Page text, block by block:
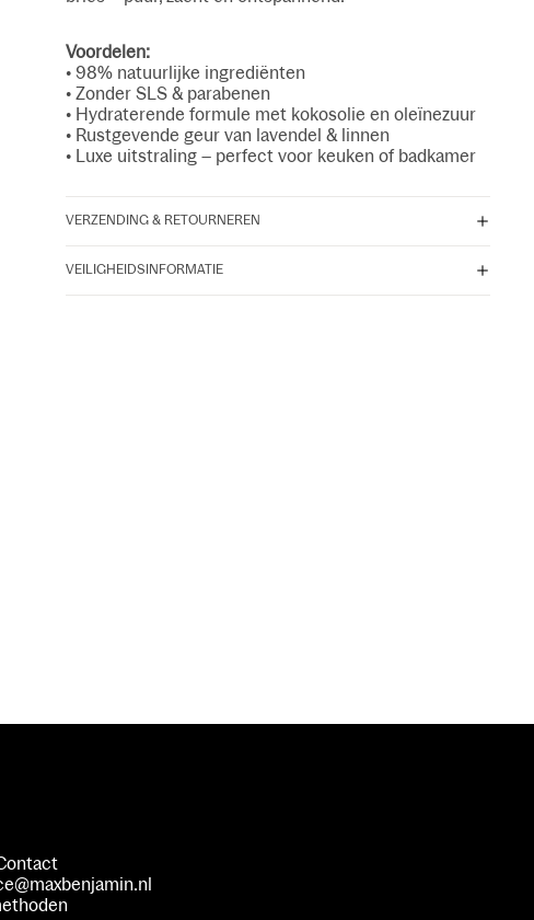
Voordelen:
• 98% natuurlijke ingrediënten
• Zonder SLS & parabenen
• Hydraterende formule met kokosolie en oleïnezuur
• Rustgevende geur van lavendel & linnen
• Luxe uitstraling – perfect voor keuken of badkamer
VERZENDING & RETOURNEREN
VEILIGHEIDSINFORMATIE